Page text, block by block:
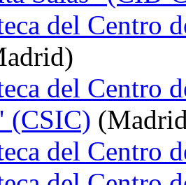
del Centro
del Centro
(CSIC)
del Centro